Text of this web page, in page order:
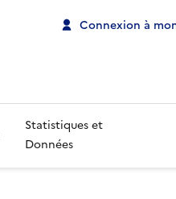
Connexion à
Statistiques et
Données